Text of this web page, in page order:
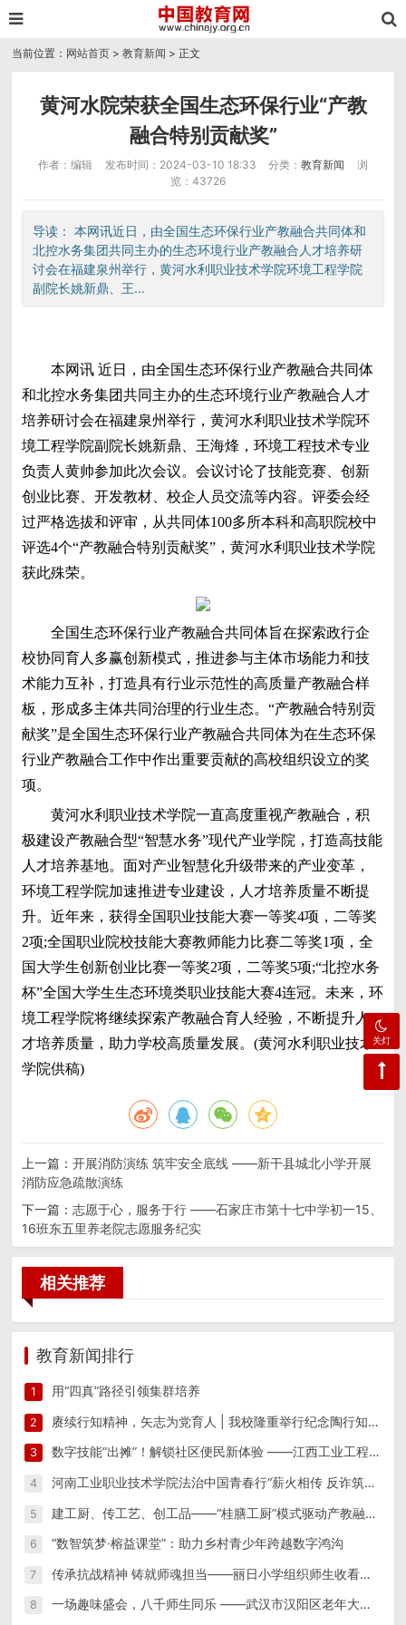
当前位置： 网站首页 >教育新闻 > 正文
黄河水院荣获全国生态环保行业“产教
融合特别贡献奖”
作者：编辑 发布时间：2024-03-10 18:33 分类：教育新闻
浏
览：43726
导读： 本网讯近日，由全国生态环保行业产教融合共同体和
北控水务集团共同主办的生态环境行业产教融合人才培养研
讨会在福建泉州举行，黄河水利职业技术学院环境工程学院
副院长姚新鼎、王...
本网讯 近日，由全国生态环保行业产教融合共同体
和北控水务集团共同主办的生态环境行业产教融合人才
培养研讨会在福建泉州举行，黄河水利职业技术学院环
境工程学院副院长姚新鼎、王海烽，环境工程技术专业
负责人黄帅参加此次会议。会议讨论了技能竞赛、创新
创业比赛、开发教材、校企人员交流等内容。评委会经
过严格选拔和评审，从共同体100多所本科和高职院校中
评选4个“产教融合特别贡献奖”，黄河水利职业技术学院
获此殊荣。
全国生态环保行业产教融合共同体旨在探索政行企
校协同育人多赢创新模式，推进参与主体市场能力和技
术能力互补，打造具有行业示范性的高质量产教融合样
板，形成多主体共同治理的行业生态。“产教融合特别贡
献奖”是全国生态环保行业产教融合共同体为在生态环保
行业产教融合工作中作出重要贡献的高校组织设立的奖
项。
黄河水利职业技术学院一直高度重视产教融合，积
极建设产教融合型“智慧水务”现代产业学院，打造高技能
人才培养基地。面对产业智慧化升级带来的产业变革，
环境工程学院加速推进专业建设，人才培养质量不断提
升。近年来，获得全国职业技能大赛一等奖4项，二等奖
2项;全国职业院校技能大赛教师能力比赛二等奖1项，全
国大学生创新创业比赛一等奖2项，二等奖5项;“北控水务
杯”全国大学生生态环境类职业技能大赛4连冠。未来，环
境工程学院将继续探索产教融合育人经验，不断提升人
才培养质量，助力学校高质量发展。(黄河水利职业技术
学院供稿)
上一篇：开展消防演练 筑牢安全底线 ——新干县城北小学开展
消防应急疏散演练
下一篇：志愿于心，服务于行 ——石家庄市第十七中学初一15、
16班东五里养老院志愿服务纪实
相关推荐
教育新闻排行
1 用“四真”路径引领集群培养
2 赓续行知精神，矢志为党育人 | 我校隆重举行纪念陶行知先生逝世八十周年活动
3 数字技能“出摊”！解锁社区便民新体验 ——江西工业工程职业技术学院信息工程学院“星火筑梦”实践团 一站式便民志愿服务
4 河南工业职业技术学院法治中国青春行“薪火相传 反诈筑防”实践团开展反诈宣传教育系列活动
5 建工厨、传工艺、创工品——“桂膳工厨”模式驱动产教融合创新实践
6 “数智筑梦·榕益课堂”：助力乡村青少年跨越数字鸿沟
7 传承抗战精神 铸就师魂担当——丽日小学组织师生收看纪念中国人民抗日战争暨世界反法西斯战争胜利80周年阅兵仪式
8 一场趣味盛会，八千师生同乐 ——武汉市汉阳区老年大学隆重举办第15届趣味运动会
关灯